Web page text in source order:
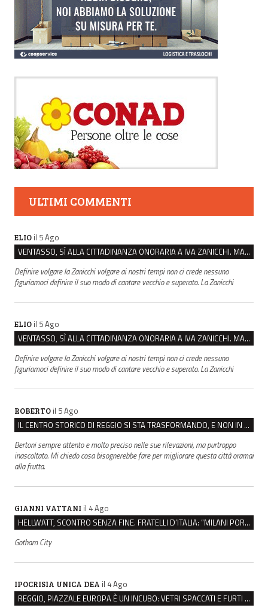
ULTIMI COMMENTI
ELIO il 5 Ago
VENTASSO, SÌ ALLA CITTADINANZA ONORARIA A IVA ZANICCHI. MA BARGIACCHI: “È DI PESSIMO GUSTO”
Definire volgare la Zanicchi volgare ai nostri tempi non ci crede nessuno
figuriamoci definire il suo modo di cantare vecchio e superato. La Zanicchi
ELIO il 5 Ago
VENTASSO, SÌ ALLA CITTADINANZA ONORARIA A IVA ZANICCHI. MA BARGIACCHI: “È DI PESSIMO GUSTO”
Definire volgare la Zanicchi volgare ai nostri tempi non ci crede nessuno
figuriamoci definire il suo modo di cantare vecchio e superato. La Zanicchi
ROBERTO il 5 Ago
IL CENTRO STORICO DI REGGIO SI STA TRASFORMANDO, E NON IN MEGLIO
Bertoni sempre attento e molto preciso nelle sue rilevazioni, ma purtroppo
inascoltato. Mi chiedo cosa bisognerebbe fare per migliorare questa città oramai
alla frutta.
GIANNI VATTANI il 4 Ago
HELLWATT, SCONTRO SENZA FINE. FRATELLI D’ITALIA: “MILANI PORTA DOCUMENTI, DE FRANCO INSULTI”
Gotham City
IPOCRISIA UNICA DEA il 4 Ago
REGGIO, PIAZZALE EUROPA È UN INCUBO: VETRI SPACCATI E FURTI SULLE AUTO IN SOSTA